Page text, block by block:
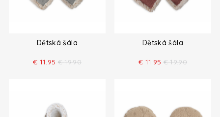
Dětská šála
€ 11.95 € 19.90
Dětská šála
€ 11.95 € 19.90